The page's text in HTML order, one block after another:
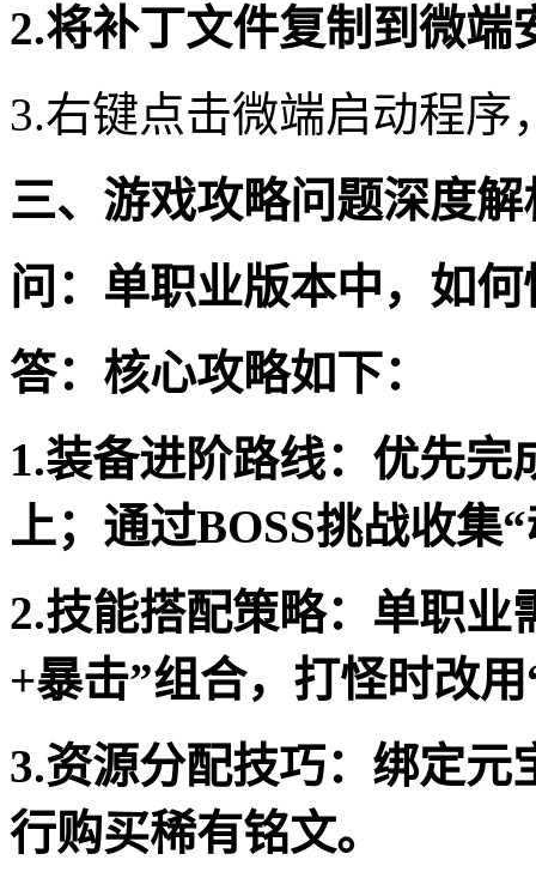
2.将补丁文件复制到微
3.右键点击微端启动程序
三、游戏攻略问题深度解
问：单职业版本中，如
答：核心攻略如下：
1.装备进阶路线：优先完
上；通过BOSS挑战收集
2.技能搭配策略：单职
+暴击”组合，打怪时改
3.资源分配技巧：绑定
行购买稀有铭文。